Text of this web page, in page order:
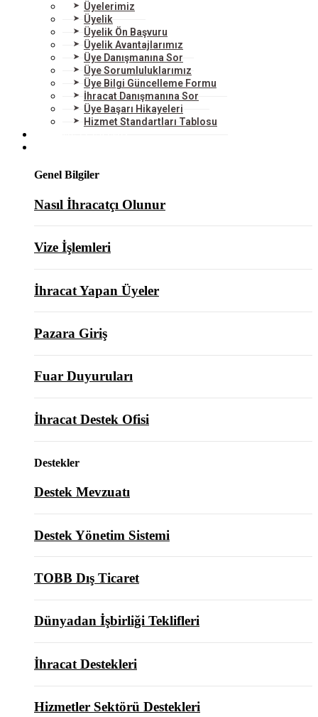
Üyelerimiz
Üyelik
Üyelik Ön Başvuru
Üyelik Avantajlarımız
Üye Danışmanına Sor
Üye Sorumluluklarımız
Üye Bilgi Güncelleme Formu
İhracat Danışmanına Sor
Üye Başarı Hikayeleri
Hizmet Standartları Tablosu
Genel Bilgiler
Nasıl İhracatçı Olunur
Vize İşlemleri
İhracat Yapan Üyeler
Pazara Giriş
Fuar Duyuruları
İhracat Destek Ofisi
Destekler
Destek Mevzuatı
Destek Yönetim Sistemi
TOBB Dış Ticaret
Dünyadan İşbirliği Teklifleri
İhracat Destekleri
Hizmetler Sektörü Destekleri